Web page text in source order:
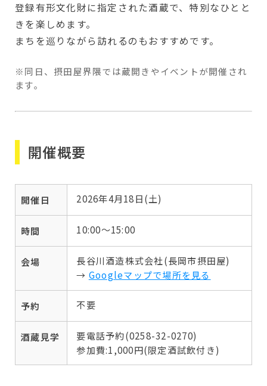
登録有形文化財に指定された酒蔵で、特別なひとと
きを楽しめます。
まちを巡りながら訪れるのもおすすめです。
※同日、摂田屋界隈では蔵開きやイベントが開催され
ます。
開催概要
開催日 2026年4月18日(土)
時間 10:00〜15:00
会場
長谷川酒造株式会社(長岡市摂田屋)
→ Googleマップで場所を見る
予約 不要
酒蔵見学
要電話予約(0258-32-0270)
参加費:1,000円(限定酒試飲付き)